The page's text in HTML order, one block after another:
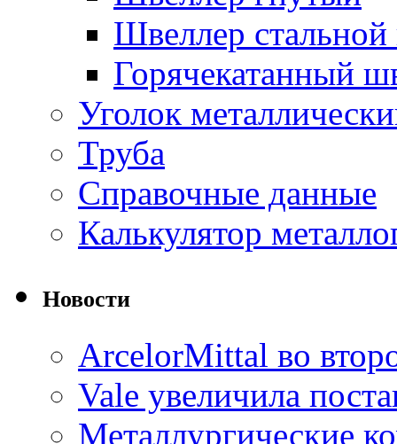
Швеллер стальной
Горячекатанный
Уголок
Труба
Справочные данные
Калькулятор
Новости
ArcelorMittal во
Vale увеличила
Металлургические